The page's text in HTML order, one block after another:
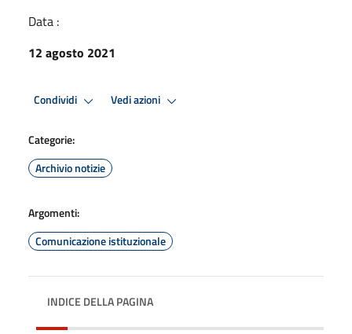
Data :
12 agosto 2021
Condividi Vedi azioni
Categorie:
Archivio notizie
Argomenti:
Comunicazione istituzionale
INDICE DELLA PAGINA